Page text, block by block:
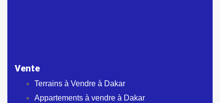
Vente
Terrains à Vendre à Dakar
Appartements à vendre à Dakar